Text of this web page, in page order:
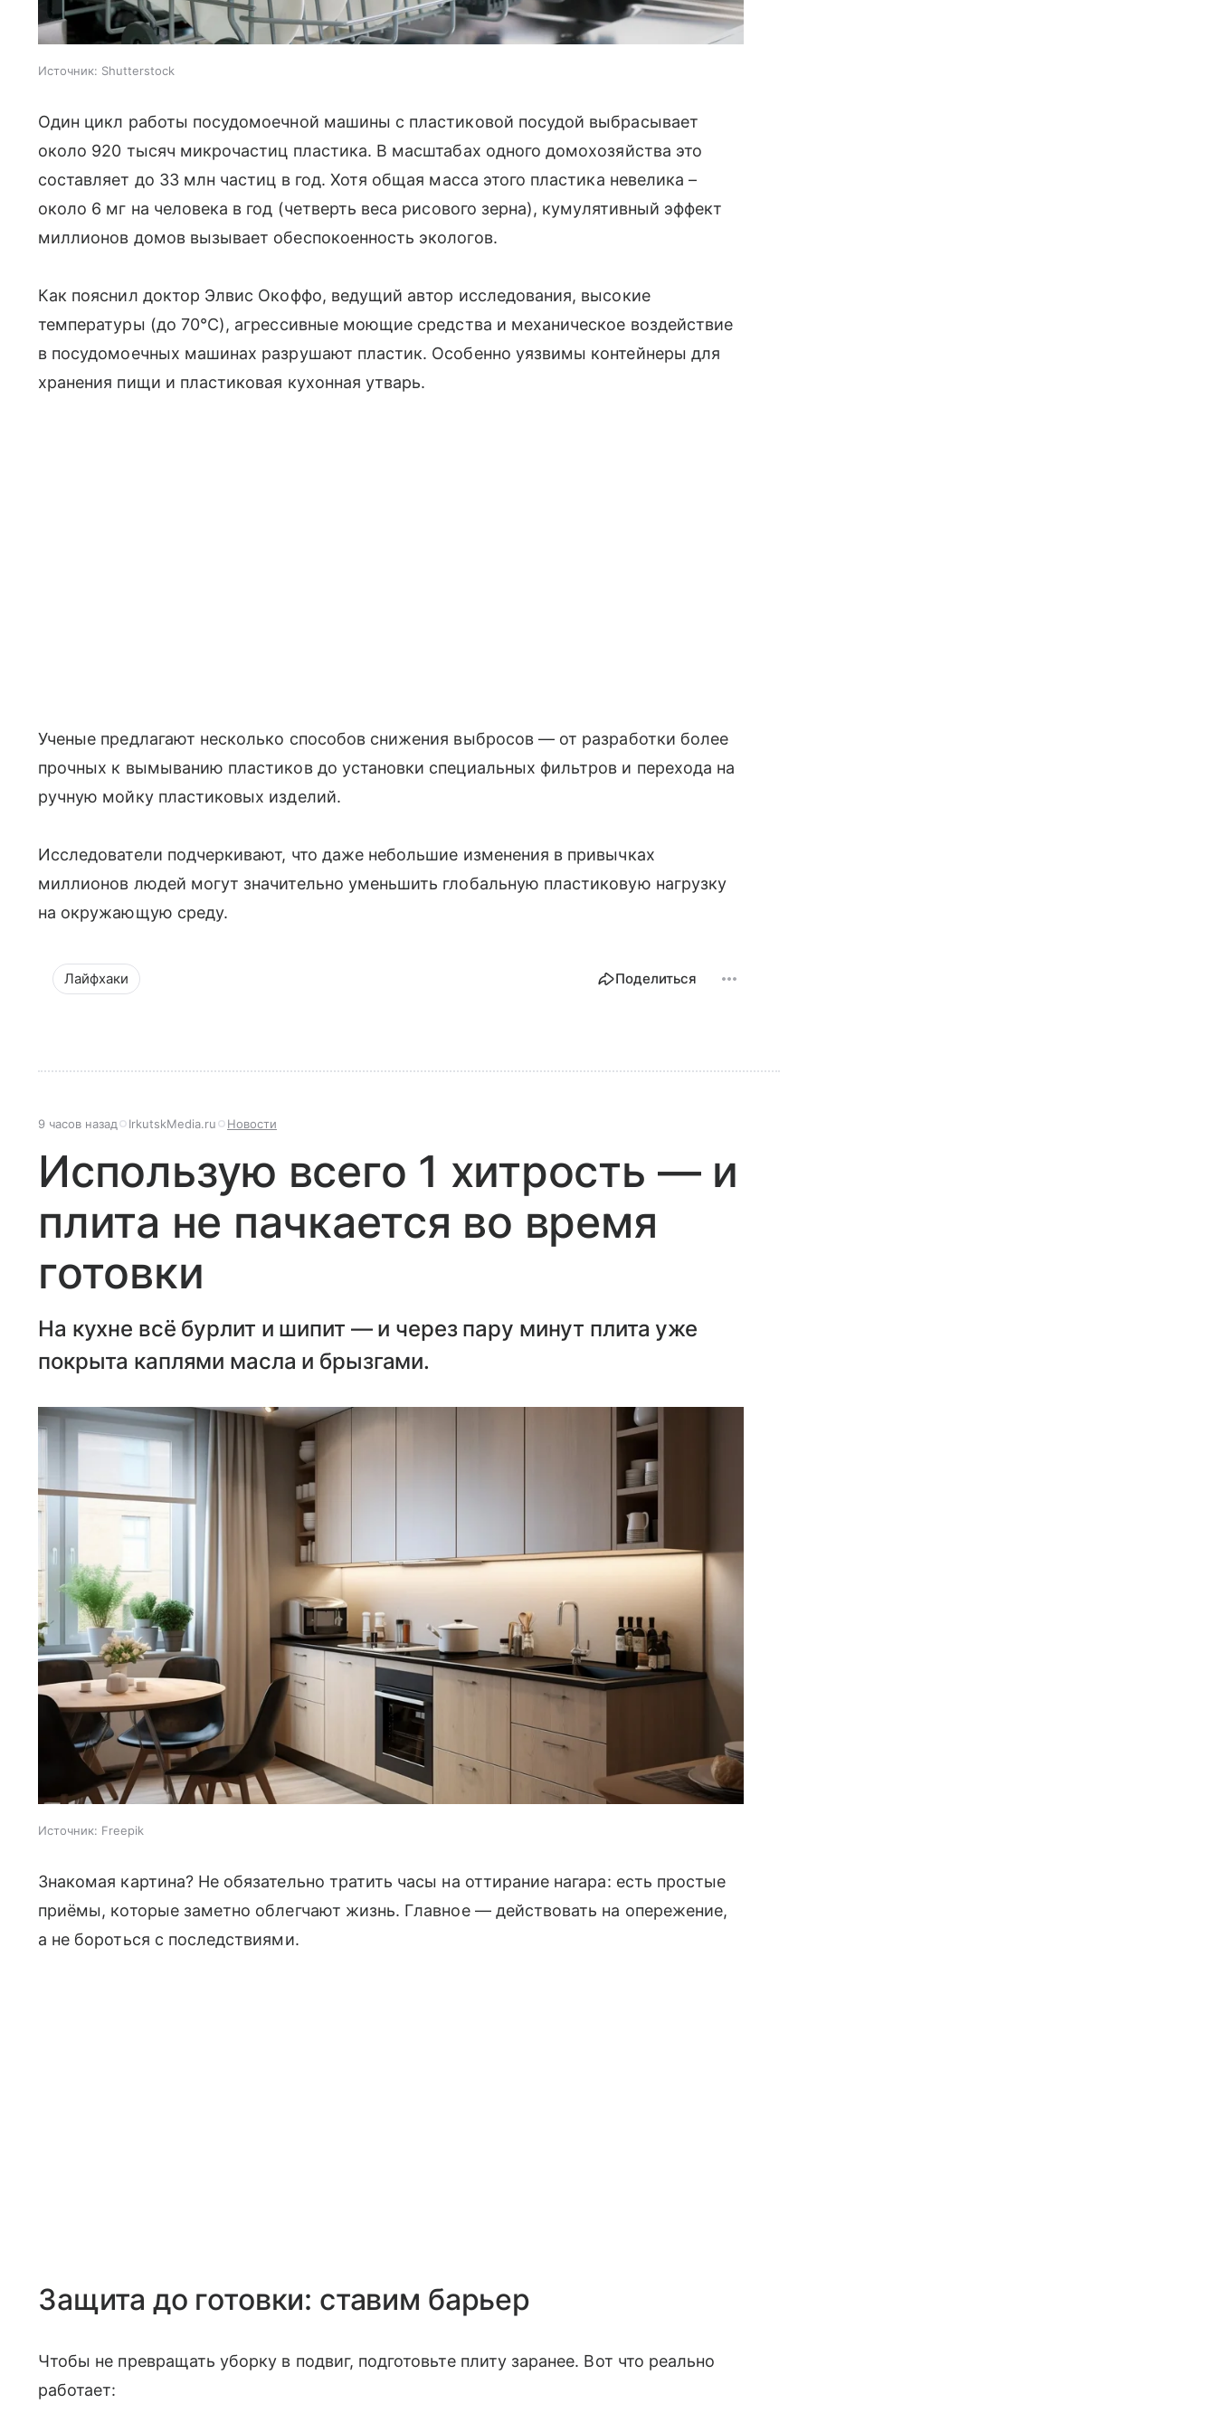
Источник: Shutterstock
Один цикл работы посудомоечной машины с пластиковой посудой выбрасывает
около 920 тысяч микрочастиц пластика. В масштабах одного домохозяйства это
составляет до 33 млн частиц в год. Хотя общая масса этого пластика невелика –
около 6 мг на человека в год (четверть веса рисового зерна), кумулятивный эффект
миллионов домов вызывает обеспокоенность экологов.
Как пояснил доктор Элвис Окоффо, ведущий автор исследования, высокие
температуры (до 70°C), агрессивные моющие средства и механическое воздействие
в посудомоечных машинах разрушают пластик. Особенно уязвимы контейнеры для
хранения пищи и пластиковая кухонная утварь.
Ученые предлагают несколько способов снижения выбросов — от разработки более
прочных к вымыванию пластиков до установки специальных фильтров и перехода на
ручную мойку пластиковых изделий.
Исследователи подчеркивают, что даже небольшие изменения в привычках
миллионов людей могут значительно уменьшить глобальную пластиковую нагрузку
на окружающую среду.
Лайфхаки Поделиться
9 часов назад IrkutskMedia.ru Новости
Использую всего 1 хитрость — и
плита не пачкается во время
готовки
На кухне всё бурлит и шипит — и через пару минут плита уже
покрыта каплями масла и брызгами.
Источник: Freepik
Знакомая картина? Не обязательно тратить часы на оттирание нагара: есть простые
приёмы, которые заметно облегчают жизнь. Главное — действовать на опережение,
а не бороться с последствиями.
Защита до готовки: ставим барьер
Чтобы не превращать уборку в подвиг, подготовьте плиту заранее. Вот что реально
работает: